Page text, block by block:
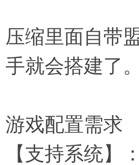
压缩里面自带
手就会搭建了
游戏配置需求
【支持系统】